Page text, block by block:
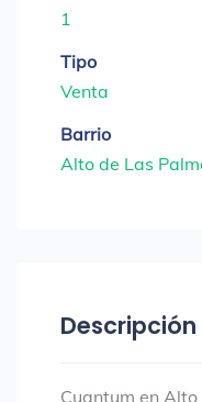
1
Tipo
Venta
Barrio
Alto de Las
Cuantum en